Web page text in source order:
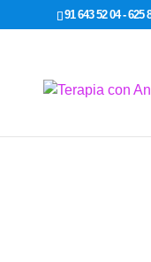
google-site-91 643 52 04 - 625